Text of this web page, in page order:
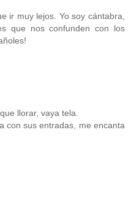
ir muy lejos. Yo soy cántabra,
que nos confunden con los
llorar, vaya tela.
con sus entradas, me encanta